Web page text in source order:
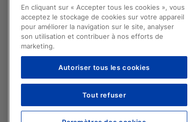
et les environnements de soins. Nous
avec vous pour créer des produits de
soignants d’offrir aux patients des soins
En cliquant sur « Accepter tous les cookies », vous
acceptez le stockage de cookies sur votre appareil
pour améliorer la navigation sur le site, analyser
son utilisation et contribuer à nos efforts de
marketing.
Autoriser tous les cookies
Tout refuser